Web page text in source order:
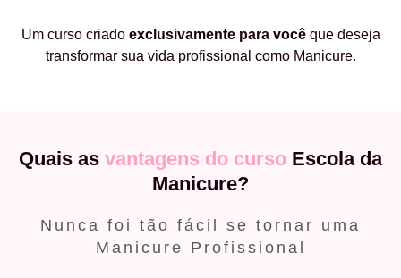
Um curso criado exclusivamente para vocêque deseja
transformar sua vida profissional como Manicure.
Quais as vantagens do curso Escola da
Manicure?
Nunca foi tão fácil se tornar uma
Manicure Profissional